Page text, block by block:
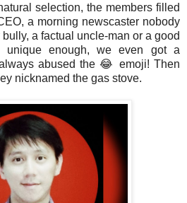
selection, the members filled
a morning newscaster nobody
a factual uncle-man or a good
enough, we even got a
abused the 😂 emoji! Then
nicknamed the gas stove.